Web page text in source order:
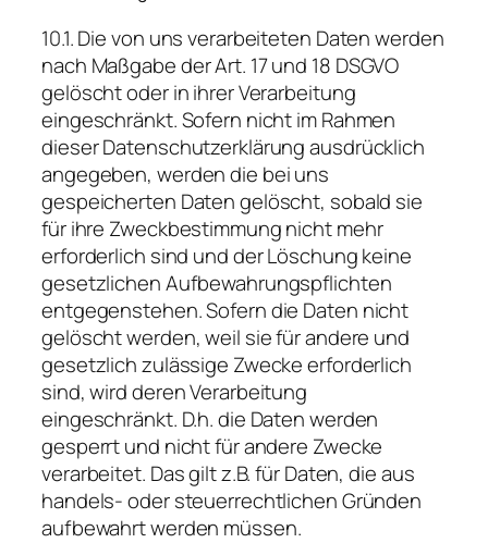
10.1. Die von uns verarbeiteten Daten werden
nach Maßgabe der Art. 17 und 18 DSGVO
gelöscht oder in ihrer Verarbeitung
eingeschränkt. Sofern nicht im Rahmen
dieser Datenschutzerklärung ausdrücklich
angegeben, werden die bei uns
gespeicherten Daten gelöscht, sobald sie
für ihre Zweckbestimmung nicht mehr
erforderlich sind und der Löschung keine
gesetzlichen Aufbewahrungspflichten
entgegenstehen. Sofern die Daten nicht
gelöscht werden, weil sie für andere und
gesetzlich zulässige Zwecke erforderlich
sind, wird deren Verarbeitung
eingeschränkt. D.h. die Daten werden
gesperrt und nicht für andere Zwecke
verarbeitet. Das gilt z.B. für Daten, die aus
handels- oder steuerrechtlichen Gründen
aufbewahrt werden müssen.